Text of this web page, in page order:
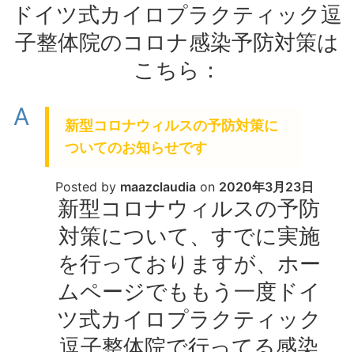
ドイツ式カイロプラクティック逗
子整体院のコロナ感染予防対策は
こちら：
A
新型コロナウィルスの予防対策に
ついてのお知らせです
Posted by maazclaudia on 2020年3月23日
新型コロナウィルスの予防
対策について、すでに実施
を行っておりますが、ホー
ムページでももう一度ドイ
ツ式カイロプラクティック
逗子整体院で行ってる感染